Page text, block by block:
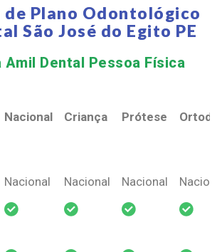
Plano Odontológico
São José do Egito PE
Dental Pessoa Física​
Nacional Criança Prótese
Nacional Criança Prótese
Nacional Nacional Nacional